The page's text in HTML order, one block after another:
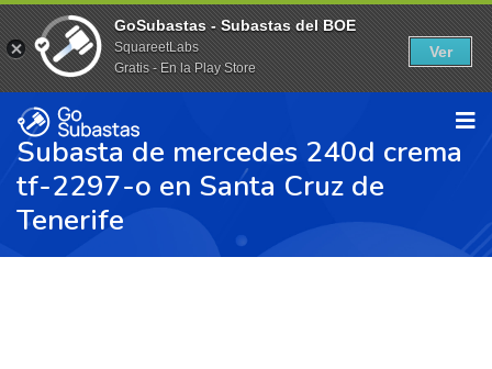
Subasta de mercedes 240d crema
tf-2297-o en Santa Cruz de
Tenerife
GoSubastas - Subastas del BOE
SquareetLabs
Gratis - En la Play Store
Ver